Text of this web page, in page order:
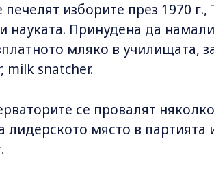
печелят изборите през 1970
науката. Принудена да
мляко в училищата,
milk snatcher.
се провалят
лидерското място в партията